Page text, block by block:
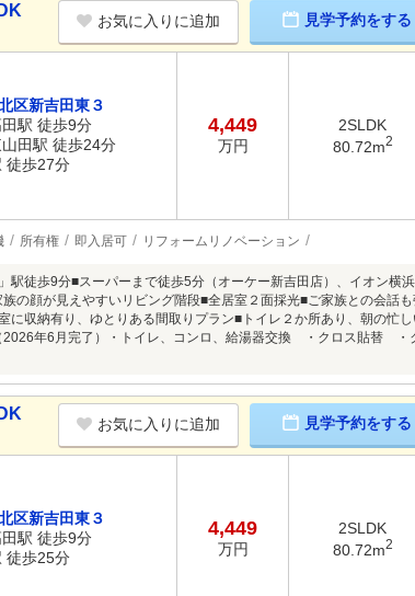
お気に入りに追加 見学予約をする
区新吉田東３
駅 徒歩9分
田駅 徒歩24分
徒歩27分
4,449
万円
2SLDK
80.72m2
所有権 即入居可 リフォームリノベーション
駅徒歩9分■スーパーまで徒歩5分（オーケー新吉田店）、イオン横
の顔が見えやすいリビング階段■全居室２面採光■ご家族との会話
に収納有り、ゆとりある間取りプラン■トイレ２か所あり、朝の忙
年6月完了）・トイレ、コンロ、給湯器交換 ・クロス貼替 ・
お気に入りに追加 見学予約をする
区新吉田東３
駅 徒歩9分
徒歩25分
4,449
万円
2SLDK
80.72m2